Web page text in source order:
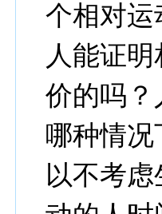
个相对运
人能证
价的吗？
哪种情
以不考